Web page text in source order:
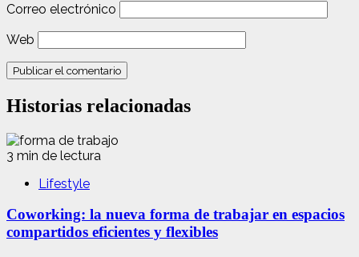
Correo electrónico
Web
Historias relacionadas
3 min de lectura
Lifestyle
Coworking: la nueva forma de trabajar en espacios
compartidos eficientes y flexibles